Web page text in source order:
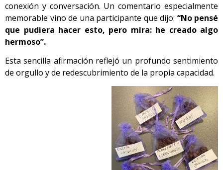
conexión y conversación. Un comentario especialmente
memorable vino de una participante que dijo: “No pensé
que pudiera hacer esto, pero mira: he creado algo
hermoso”.
Esta sencilla afirmación reflejó un profundo sentimiento
de orgullo y de redescubrimiento de la propia capacidad.